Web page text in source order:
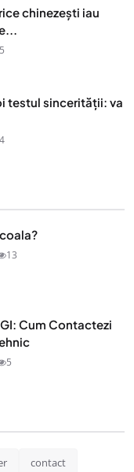
chinezești iau
5
testul sincerității: va
4
13
Cum Contactezi
5
contact